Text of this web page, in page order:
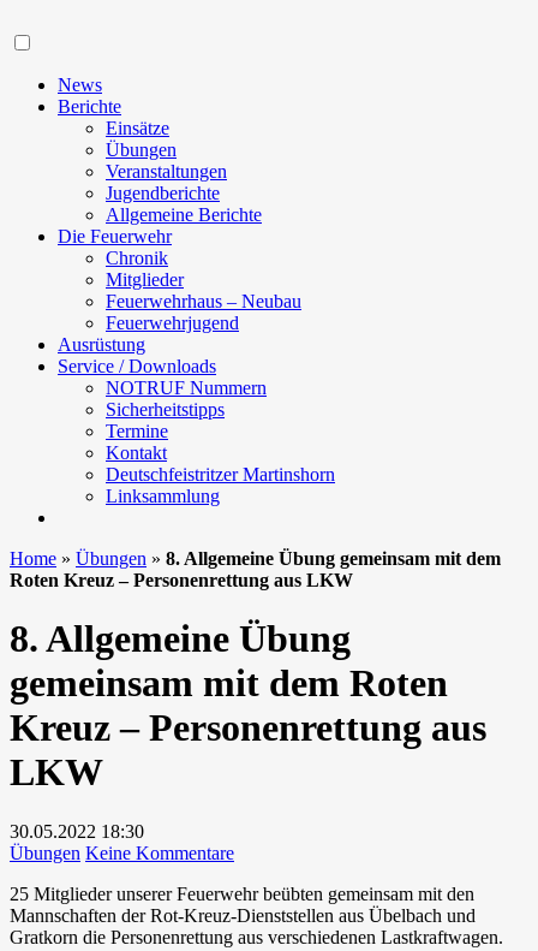
News
Berichte
Einsätze
Übungen
Veranstaltungen
Jugendberichte
Allgemeine Berichte
Die Feuerwehr
Chronik
Mitglieder
Feuerwehrhaus – Neubau
Feuerwehrjugend
Ausrüstung
Service / Downloads
NOTRUF Nummern
Sicherheitstipps
Termine
Kontakt
Deutschfeistritzer Martinshorn
Linksammlung
Home » Übungen » 8. Allgemeine Übung gemeinsam mit dem
Roten Kreuz – Personenrettung aus LKW
8. Allgemeine Übung
gemeinsam mit dem Roten
Kreuz – Personenrettung aus
LKW
30.05.2022 18:30
Übungen Keine Kommentarezu
Allgemeine
Übung
gemeinsam
25 Mitglieder unserer Feuerwehr beübten gemeinsam mit den
Mannschaften der Rot-Kreuz-Dienststellen aus Übelbach und
Gratkorn die Personenrettung aus verschiedenen Lastkraftwagen.